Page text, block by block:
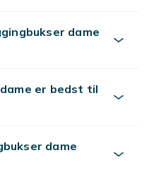
til tynde
er fantastiske til yoga
joggingbukser ud.
du leder efter, så kig
dame
er bedst til
dame